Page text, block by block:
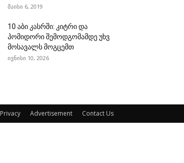
მაისი 6, 2019
10 აბი კასრში: კიტრი და
პომიდორი შემოდგომამდე უხვ
მოსავალს მოგცემთ
ივნისი 10, 2026
Privacy Advertisement Contact Us